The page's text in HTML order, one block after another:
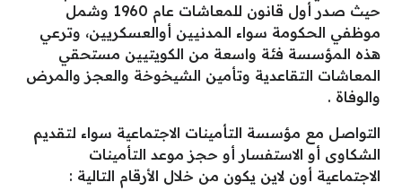
حيث صدر أول قانون للمعاشات عام 1960 وشمل
موظفي الحكومة سواء المدنيين أوالعسكريين، وترعي
هذه المؤسسة فئة واسعة من الكويتيين مستحقي
المعاشات التقاعدية وتأمين الشيخوخة والعجز والمرض
والوفاة .
التواصل مع مؤسسة التأمينات الاجتماعية سواء لتقديم
الشكاوى أو الاستفسار أو حجز موعد التأمينات
الاجتماعية أون لاين يكون من خلال الأرقام التالية :